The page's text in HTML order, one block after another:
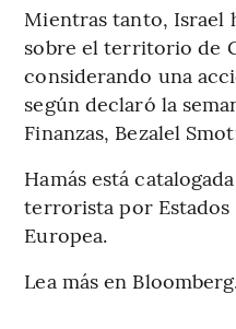
Mientras tanto, Israel
sobre el territorio de
considerando una
según declaró la
Finanzas, Bezalel
Hamás está
terrorista por
Europea.
Lea más en